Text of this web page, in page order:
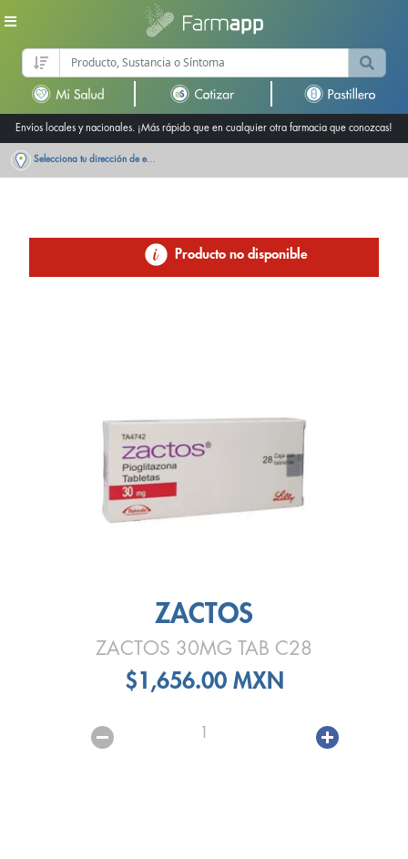
Envíos locales y nacionales. ¡Más rápido que en cualquier otra farmacia que conozcas!
Selecciona tu dirección de entrega
Producto no disponible
ZACTOS
ZACTOS 30MG TAB C28
$1,656.00 MXN
1